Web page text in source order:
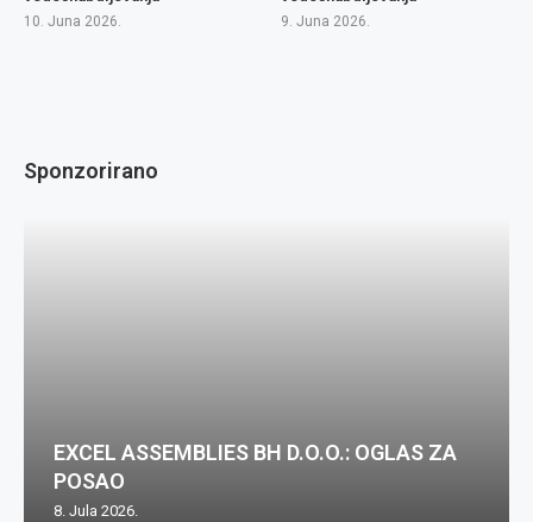
10. Juna 2026. 9. Juna 2026.
Sponzorirano
EXCEL ASSEMBLIES BH D.O.O.: OGLAS ZA
POSAO
8. Jula 2026.